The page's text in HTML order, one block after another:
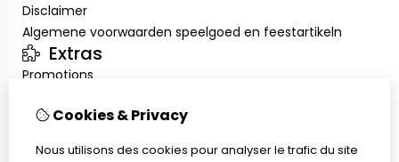
Disclaimer
Algemene voorwaarden speelgoed en feestartikeln
Extras
Promotions
InloggenCookies & Privacy
Nous utilisons des cookies pour analyser le trafic du site